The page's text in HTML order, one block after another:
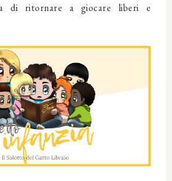
di ritornare a giocare liberi e